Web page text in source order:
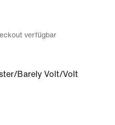
verfügbar
Barely Volt/Volt